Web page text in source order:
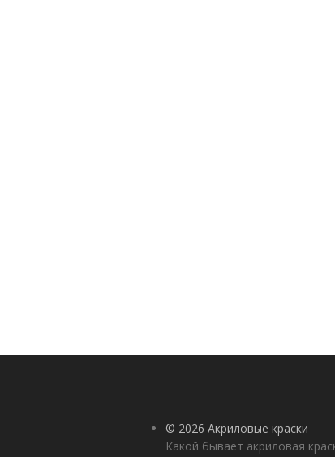
© 2026 Акриловые краски
Какой бывает акриловая